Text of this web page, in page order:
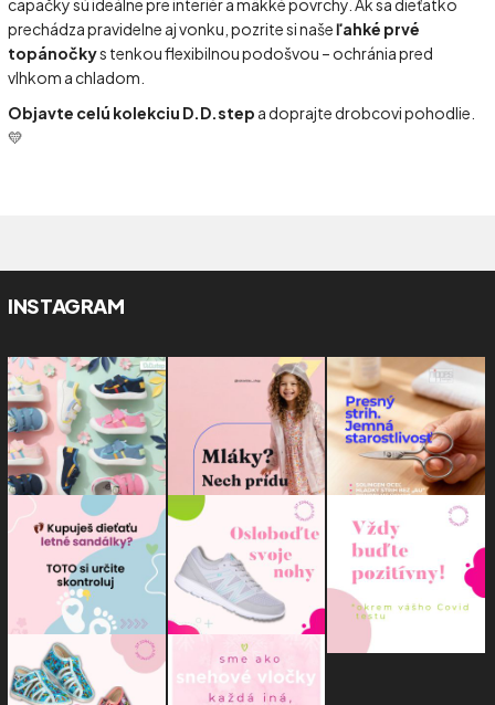
capačky sú ideálne pre interiér a mäkké povrchy. Ak sa dieťatko
prechádza pravidelne aj vonku, pozrite si našeľahké prvé
topánočkys tenkou flexibilnou podošvou – ochránia pred
vlhkom a chladom.
Objavte celú kolekciu D.D.step a doprajte drobcovi pohodlie.
💛
INSTAGRAM